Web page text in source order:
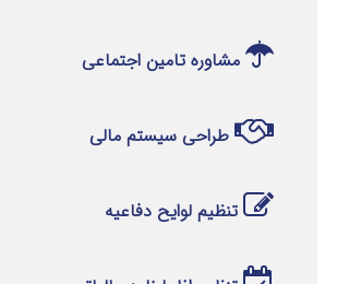
مشاوره تامین اجتماعی
طراحی سیستم مالی
تنظیم لوایح دفاعیه